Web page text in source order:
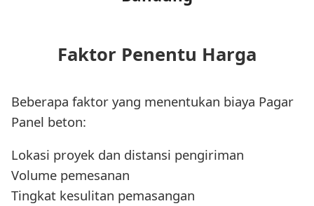
Faktor Penentu Harga
Beberapa faktor yang menentukan biaya Pagar
Panel beton:
Lokasi proyek dan distansi pengiriman
Volume pemesanan
Tingkat kesulitan pemasangan